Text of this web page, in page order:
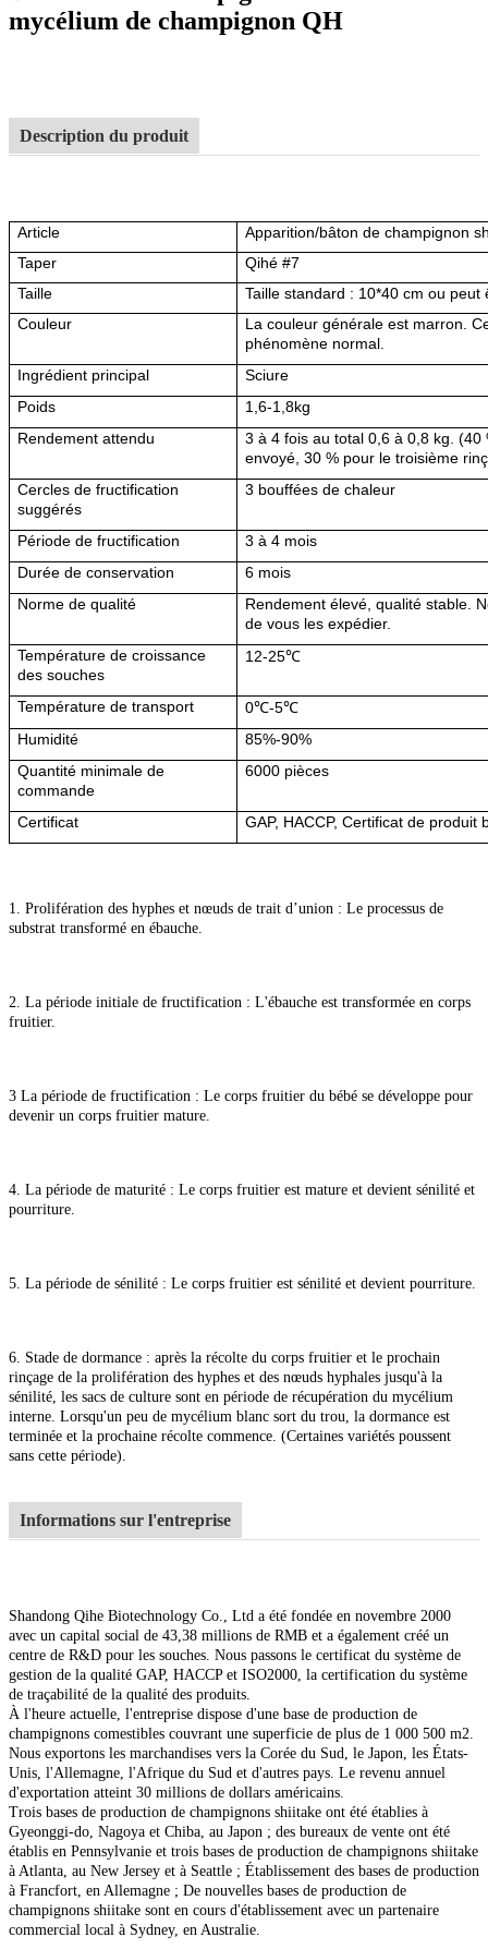
mycélium de champignon QH
Description du produit
Article
Apparition/bâton de champignon
Taper
Qihé #7
Taille
Taille standard : 10*40 cm ou
Couleur
La couleur générale est marron.
phénomène normal.
Ingrédient principal
Sciure
Poids
1,6-1,8kg
Rendement attendu
3 à 4 fois au total 0,6 à 0,8 kg.
envoyé, 30 % pour le troisième
Cercles de fructification
suggérés
3 bouffées de chaleur
Période de fructification
3 à 4 mois
Durée de conservation
6 mois
Norme de qualité
Rendement élevé, qualité stable.
de vous les expédier.
Température de croissance
des souches
12-25℃
Température de transport
0℃-5℃
Humidité
85%-90%
Quantité minimale de
commande
6000 pièces
Certificat GAP, HACCP, Certificat de produit
1. Prolifération des hyphes et nœuds de trait d’union : Le processus de
substrat transformé en ébauche.
2. La période initiale de fructification : L'ébauche est transformée en corps
fruitier.
3 La période de fructification : Le corps fruitier du bébé se développe pour
devenir un corps fruitier mature.
4. La période de maturité : Le corps fruitier est mature et devient sénilité et
pourriture.
5. La période de sénilité : Le corps fruitier est sénilité et devient pourriture.
6. Stade de dormance : après la récolte du corps fruitier et le prochain
rinçage de la prolifération des hyphes et des nœuds hyphales jusqu'à la
sénilité, les sacs de culture sont en période de récupération du mycélium
interne. Lorsqu'un peu de mycélium blanc sort du trou, la dormance est
terminée et la prochaine récolte commence. (Certaines variétés poussent
sans cette période).
Informations sur l'entreprise
Shandong Qihe Biotechnology Co., Ltd a été fondée en novembre 2000
avec un capital social de 43,38 millions de RMB et a également créé un
centre de R&D pour les souches. Nous passons le certificat du système de
gestion de la qualité GAP, HACCP et ISO2000, la certification du système
de traçabilité de la qualité des produits.
À l'heure actuelle, l'entreprise dispose d'une base de production de
champignons comestibles couvrant une superficie de plus de 1 000 500 m2.
Nous exportons les marchandises vers la Corée du Sud, le Japon, les États-
Unis, l'Allemagne, l'Afrique du Sud et d'autres pays. Le revenu annuel
d'exportation atteint 30 millions de dollars américains.
Trois bases de production de champignons shiitake ont été établies à
Gyeonggi-do, Nagoya et Chiba, au Japon ; des bureaux de vente ont été
établis en Pennsylvanie et trois bases de production de champignons shiitake
à Atlanta, au New Jersey et à Seattle ; Établissement des bases de production
à Francfort, en Allemagne ; De nouvelles bases de production de
champignons shiitake sont en cours d'établissement avec un partenaire
commercial local à Sydney, en Australie.